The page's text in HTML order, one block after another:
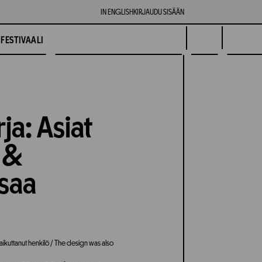
IN ENGLISH KIRJAUDU SISÄÄN
FESTIVAALI
Asiat
henkilö / The design was also